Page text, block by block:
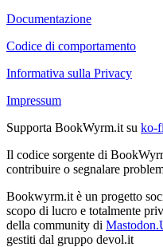
Documentazione
Codice di comportamento
Informativa sulla Privacy
Impressum
Supporta BookWyrm.it su ko-
Il codice sorgente di
contribuire o segnalare
Bookwyrm.it è un progetto
scopo di lucro e totalmente
della community di
gestiti dal gruppo devol.it